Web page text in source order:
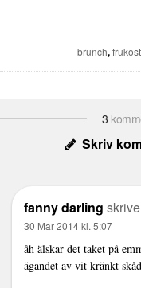
brunch,frukost
3
Skriv
fanny darling
30 Mar 2014 kl. 5:07
åh älskar det taket på
ägandet av vit kränkt